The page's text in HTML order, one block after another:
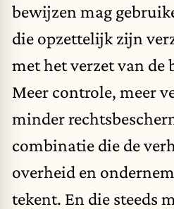
bewijzen mag
die opzettelijk zijn
met het verzet van
Meer controle, meer
minder
combinatie die de
overheid en
tekent. En die steeds